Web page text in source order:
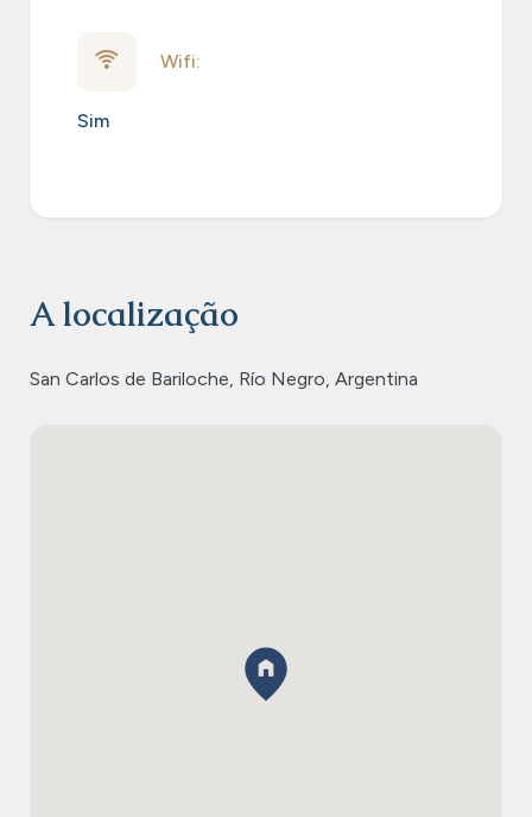
Wifi:
Sim
A localização
San Carlos de Bariloche, Río Negro, Argentina